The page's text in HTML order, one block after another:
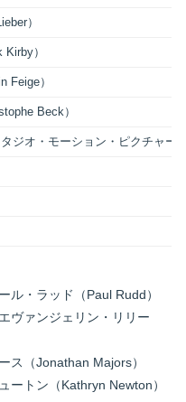
）
）
Feige）
Beck）
ジオ・モーション・ピクチャー
ル・ラッド（Paul Rudd）
ヴァンジェリン・リリー
ス（Jonathan Majors）
ートン（Kathryn Newton）